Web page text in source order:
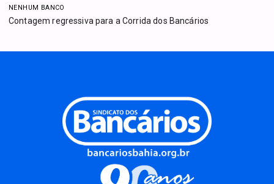
NENHUM BANCO
Contagem regressiva para a Corrida dos Bancários